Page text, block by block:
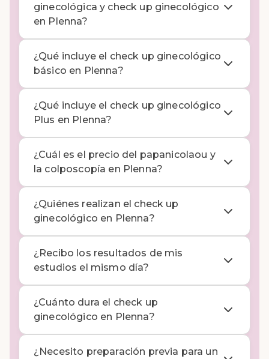
ginecológica y check up ginecológico
en Plenna?
¿Qué incluye el check up ginecológico
básico en Plenna?
¿Qué incluye el check up ginecológico
Plus en Plenna?
¿Cuál es el precio del papanicolaou y
la colposcopía en Plenna?
¿Quiénes realizan el check up
ginecológico en Plenna?
¿Recibo los resultados de mis
estudios el mismo día?
¿Cuánto dura el check up
ginecológico en Plenna?
¿Necesito preparación previa para un